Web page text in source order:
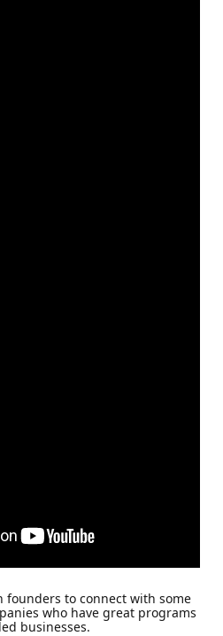
founders to connect with some
who have great programs
businesses.